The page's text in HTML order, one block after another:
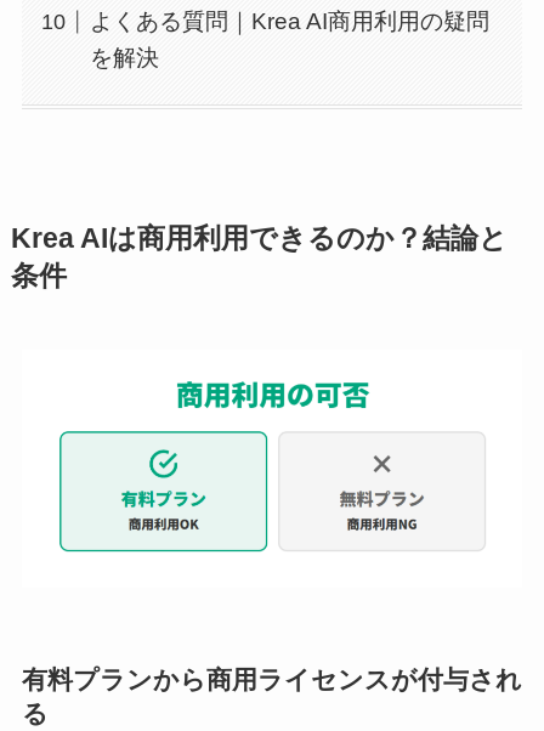
よくある質問｜Krea AI商用利用の疑問
を解決
Krea AIは商用利用できるのか？結論と
条件
有料プランから商用ライセンスが付与され
る